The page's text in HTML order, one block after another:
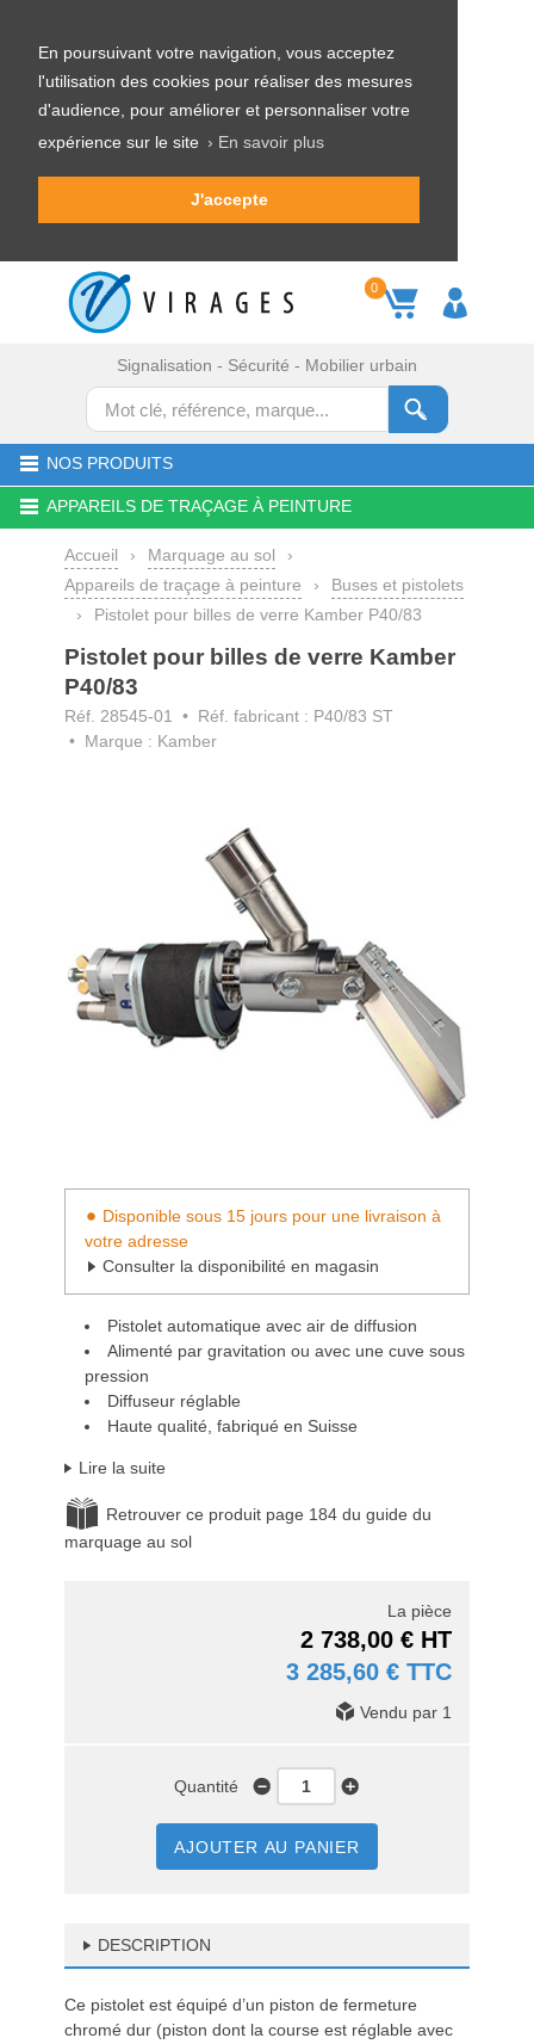
En poursuivant votre navigation, vous acceptez
l'utilisation des cookies pour réaliser des mesures
d'audience, pour améliorer et personnaliser votre
expérience sur le site › En savoir plus
J'accepte
0
Signalisation - Sécurité - Mobilier urbain
NOS PRODUITS
APPAREILS DE TRAÇAGE À PEINTURE
Accueil › Marquage au sol
›
Appareils de traçage à peinture
›
Buses et pistolets
›
Pistolet pour billes de verre Kamber P40/83
Pistolet pour billes de verre Kamber
P40/83
Réf. 28545-01
• Réf. fabricant : P40/83 ST
• Marque : Kamber
Disponible sous 15 jours pour une livraison à
votre adresse
Consulter la disponibilité en magasin
Pistolet automatique avec air de diffusion
Alimenté par gravitation ou avec une cuve sous
pression
Diffuseur réglable
Haute qualité, fabriqué en Suisse
Lire la suite
Retrouver ce produit page 184 du guide du
marquage au sol
La pièce
2 738,00 € HT
3 285,60 € TTC
Vendu par 1
Quantité
AJOUTER AU PANIER
DESCRIPTION
Ce pistolet est équipé d’un piston de fermeture
chromé dur (piston dont la course est réglable avec